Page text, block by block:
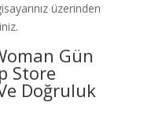
üzerinden
Gün
Store
Doğruluk